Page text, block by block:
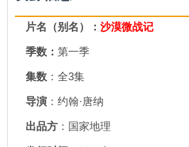
片名（别名）： 沙漠微战记
季数： 第一季
集数 ：全3集
导演 ：约翰·唐纳
出品方 ：国家地理